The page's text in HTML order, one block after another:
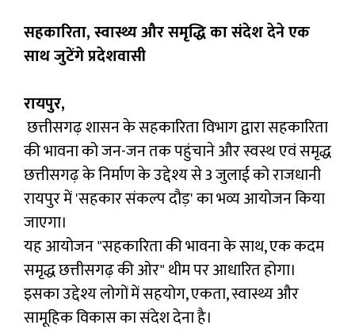
सहकारिता, स्वास्थ्य और समृद्धि का संदेश देने एक
साथ जुटेंगे प्रदेशवासी
रायपुर,
छत्तीसगढ़ शासन के सहकारिता विभाग द्वारा सहकारिता
की भावना को जन-जन तक पहुंचाने और स्वस्थ एवं समृद्ध
छत्तीसगढ़ के निर्माण के उद्देश्य से 3 जुलाई को राजधानी
रायपुर में 'सहकार संकल्प दौड़' का भव्य आयोजन किया
जाएगा।
यह आयोजन "सहकारिता की भावना के साथ, एक कदम
समृद्ध छत्तीसगढ़ की ओर" थीम पर आधारित होगा।
इसका उद्देश्य लोगों में सहयोग, एकता, स्वास्थ्य और
सामूहिक विकास का संदेश देना है।